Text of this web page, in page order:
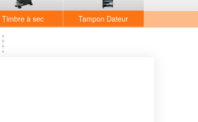
Timbre à sec Tampon Dateur